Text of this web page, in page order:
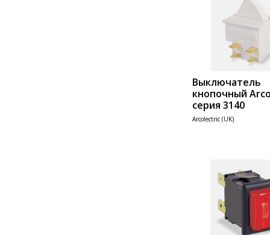
Выключатель
кнопочный
серия 3140
Arcolectric (UK)